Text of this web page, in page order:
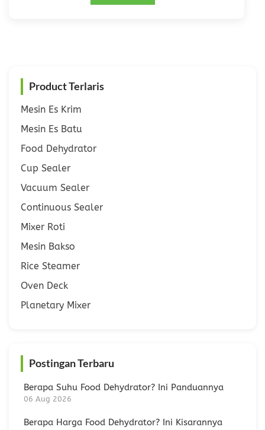
Product Terlaris
Mesin Es Krim
Mesin Es Batu
Food Dehydrator
Cup Sealer
Vacuum Sealer
Continuous Sealer
Mixer Roti
Mesin Bakso
Rice Steamer
Oven Deck
Planetary Mixer
Postingan Terbaru
Berapa Suhu Food Dehydrator? Ini Panduannya
06 Aug 2026
Berapa Harga Food Dehydrator? Ini Kisarannya